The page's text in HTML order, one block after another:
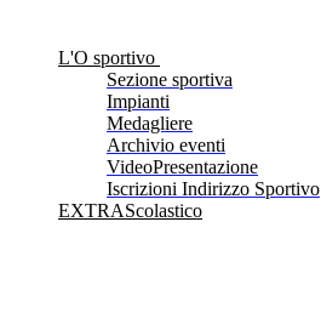
L'O sportivo
Sezione sportiva
Impianti
Medagliere
Archivio eventi
VideoPresentazione
Iscrizioni Indirizzo Sportivo
EXTRAScolastico